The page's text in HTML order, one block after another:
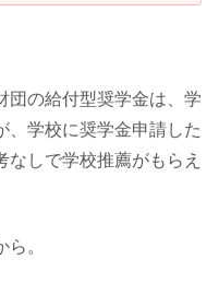
団の給付型奨学金は、学
、学校に奨学金申請した
しで学校推薦がもらえ
。